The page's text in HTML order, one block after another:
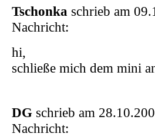
Tschonka schrieb am
Nachricht:
hi,
schließe mich dem mini
DG schrieb am
Nachricht: